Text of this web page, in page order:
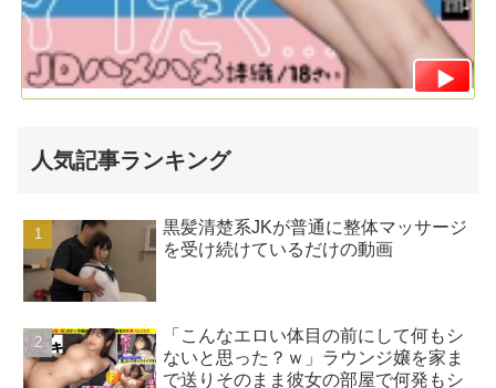
人気記事ランキング
黒髪清楚系JKが普通に整体マッサージ
を受け続けているだけの動画
「こんなエロい体目の前にして何もシ
ないと思った？ｗ」ラウンジ嬢を家ま
で送りそのまま彼女の部屋で何発もシ